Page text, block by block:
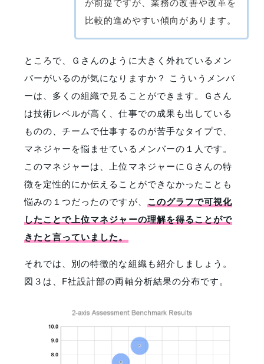
比較的進めやすい傾向があります。
ところで、Ｇさんのように大きく外れているメン
バーがいるのが気になりますか？ こういうメンバ
ーは、多くの組織で見ることができます。Ｇさん
は技術レベルが高く、仕事での成果も出している
ものの、チームで仕事するのが苦手なタイプで、
マネジャーを悩ませているメンバーの１人です。
このマネジャーは、上位マネジャーにＧさんの特
徴を定性的にか伝えることができなかったことも
悩みの１つだったのですが、 このグラフで可視化
したことで上位マネジャーの理解を得ることがで
きたと言っていました。
それでは、別の特徴的な組織も紹介しましょう。
図３は、F社設計部の両軸分析結果の分布です。